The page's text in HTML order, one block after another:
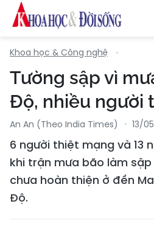
Khoa học & Công nghệ
Tường sập vì
Độ, nhiều người
An An (Theo India Times) 13/
6 người thiệt mạng và 13
khi trận mưa bão làm
chưa hoàn thiện ở đền
Độ.